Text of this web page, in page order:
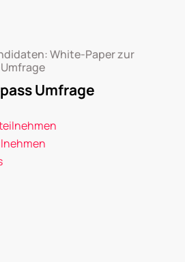
White-Paper zur
Umfrage